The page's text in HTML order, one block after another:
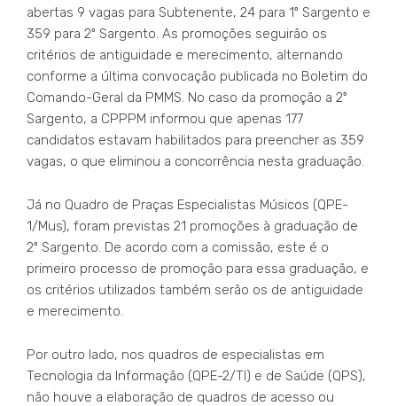
abertas 9 vagas para Subtenente, 24 para 1º Sargento e
359 para 2º Sargento. As promoções seguirão os
critérios de antiguidade e merecimento, alternando
conforme a última convocação publicada no Boletim do
Comando-Geral da PMMS. No caso da promoção a 2º
Sargento, a CPPPM informou que apenas 177
candidatos estavam habilitados para preencher as 359
vagas, o que eliminou a concorrência nesta graduação.
Já no Quadro de Praças Especialistas Músicos (QPE-
1/Mus), foram previstas 21 promoções à graduação de
2º Sargento. De acordo com a comissão, este é o
primeiro processo de promoção para essa graduação, e
os critérios utilizados também serão os de antiguidade
e merecimento.
Por outro lado, nos quadros de especialistas em
Tecnologia da Informação (QPE-2/TI) e de Saúde (QPS),
não houve a elaboração de quadros de acesso ou